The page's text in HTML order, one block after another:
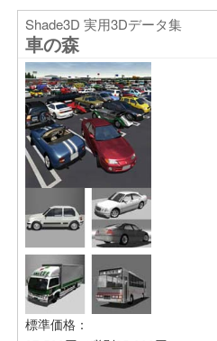
Shade3D 実用3Dデータ集
車の森
標準価格：